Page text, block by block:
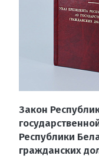
Закон
Республики
гражданских